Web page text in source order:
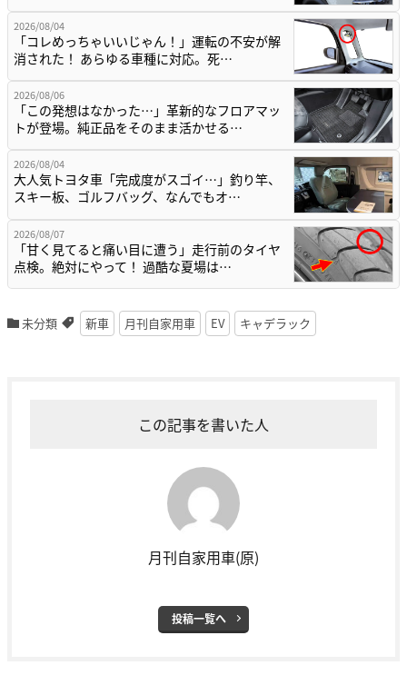
2026/08/04
「コレめっちゃいいじゃん！」運転の不安が解
消された！ あらゆる車種に対応。死…
2026/08/06
「この発想はなかった…」革新的なフロアマッ
トが登場。純正品をそのまま活かせる…
2026/08/04
大人気トヨタ車「完成度がスゴイ…」釣り竿、
スキー板、ゴルフバッグ、なんでもオ…
2026/08/07
「甘く見てると痛い目に遭う」走行前のタイヤ
点検。絶対にやって！ 過酷な夏場は…
未分類 新車 月刊自家用車 EV キャデラック
この記事を書いた人
月刊自家用車(原)
投稿一覧へ